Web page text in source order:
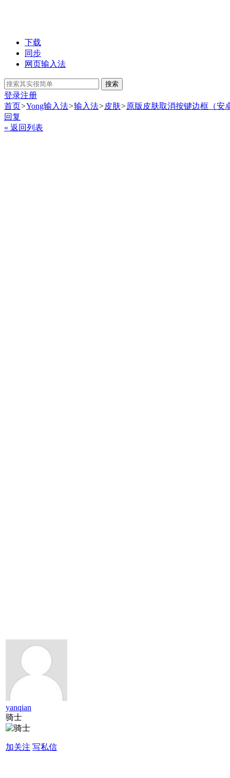
下载
同步
网页输入法
搜索
登录注册
首页>Yong输入法>输入法>皮肤>原版皮肤取消按键边框（安
回复
« 返回列表
yanqian
骑士
加关注 写私信